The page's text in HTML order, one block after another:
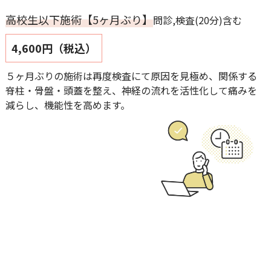
高校生以下施術【5ヶ月ぶり】問診,検査(20分)含む
4,600円（税込）
５ヶ月ぶりの施術は再度検査にて原因を見極め、関係する
脊柱・骨盤・頭蓋を整え、神経の流れを活性化して痛みを
減らし、機能性を高めます。